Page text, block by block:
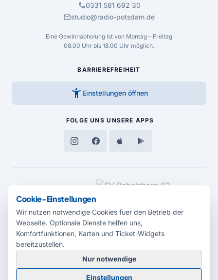
call0331 581 692 30
mailstudio@radio-potsdam.de
Eine Gewinnabholung ist von Montag – Freitag
08.00 Uhr bis 18.00 Uhr möglich.
BARRIEREFREIHEIT
accessibility_new Einstellungen öffnen
FOLGE UNS UNSERE APPS
MEDIENPARTNER
© 2026 Radio Potsdam. Webseite entwickelt durch dieMedienagentur
Babelsberg
Cookie-Einstellungen
Wir nutzen notwendige Cookies fuer den Betrieb der
Webseite. Optionale Dienste helfen uns,
Komfortfunktionen, Karten und Ticket-Widgets
bereitzustellen.
Nur notwendige
Einstellungen